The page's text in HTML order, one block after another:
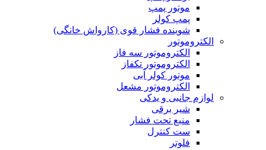
موتور پمپ
پمپ کولر
شوینده فشار قوی (کارواش خانگی)
الکتروموتور
الکتروموتور سه فاز
الکتروموتور تکفاز
موتور کولر آبی
الکتروموتور مشعل
لوازم جانبی و یدکی
شیر برقی
منبع تحت فشار
ست کنترل
فلوتر